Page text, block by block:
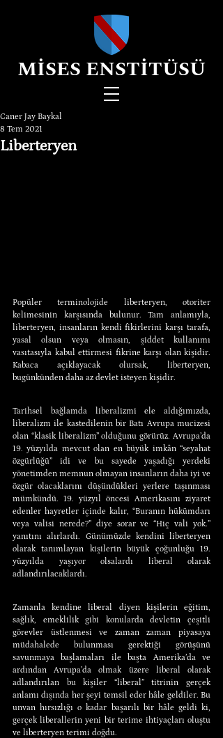
MİSES ENSTİTÜSÜ
Liberteryen
Caner Jay Baykal
8 Tem 2021
Popüler terminolojide liberteryen, otoriter
kelimesinin karşısında bulunur. Tam anlamıyla,
liberteryen, insanların kendi fikirlerini karşı tarafa,
yasal olsun veya olmasın, şiddet kullanımı
vasıtasıyla kabul ettirmesi fikrine karşı olan kişidir.
Kabaca açıklayacak olursak, liberteryen,
bugünkünden daha az devlet isteyen kişidir.
Tarihsel bağlamda liberalizmi ele aldığımızda,
liberalizm ile kastedilenin bir Batı Avrupa mucizesi
olan “klasik liberalizm” olduğunu görürüz. Avrupa’da
19. yüzyılda mevcut olan en büyük imkân “seyahat
özgürlüğü” idi ve bu sayede yaşadığı yerdeki
yönetimden memnun olmayan insanların daha iyi ve
özgür olacaklarını düşündükleri yerlere taşınması
mümkündü. 19. yüzyıl öncesi Amerikasını ziyaret
edenler hayretler içinde kalır, “Buranın hükümdarı
veya valisi nerede?” diye sorar ve “Hiç vali yok.”
yanıtını alırlardı. Günümüzde kendini liberteryen
olarak tanımlayan kişilerin büyük çoğunluğu 19.
yüzyılda yaşıyor olsalardı liberal olarak
adlandırılacaklardı.
Zamanla kendine liberal diyen kişilerin eğitim,
sağlık, emeklilik gibi konularda devletin çeşitli
görevler üstlenmesi ve zaman zaman piyasaya
müdahalede bulunması gerektiği görüşünü
savunmaya başlamaları ile başta Amerika’da ve
ardından Avrupa’da olmak üzere liberal olarak
adlandırılan bu kişiler “liberal” titrinin gerçek
anlamı dışında her şeyi temsil eder hâle geldiler. Bu
unvan hırsızlığı o kadar başarılı bir hâle geldi ki,
gerçek liberallerin yeni bir terime ihtiyaçları oluştu
ve liberteryen terimi doğdu.